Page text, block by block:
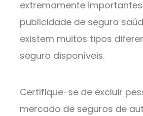
extremamente
publicidade de seguro
existem muitos tipos
seguro disponíveis.
Certifique-se de excluir
mercado de seguros de